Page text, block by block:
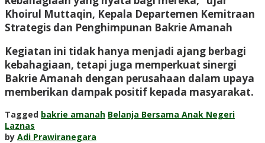
Khoirul Muttaqin, Kepala Departemen Kemitraan
Strategis dan Penghimpunan Bakrie Amanah
Kegiatan ini tidak hanya menjadi ajang berbagi
kebahagiaan, tetapi juga memperkuat sinergi
Bakrie Amanah dengan perusahaan dalam upaya
memberikan dampak positif kepada masyarakat.
Tagged bakrie amanah Belanja Bersama Anak Negeri
Laznas
by Adi Prawiranegara